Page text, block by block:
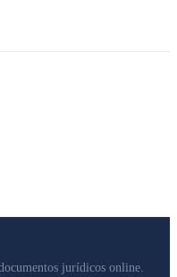
jurídicos online.